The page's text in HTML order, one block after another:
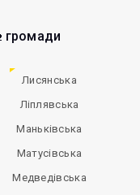
громади
Лисянська
Ліплявська
Маньківська
Матусівська
Медведівська